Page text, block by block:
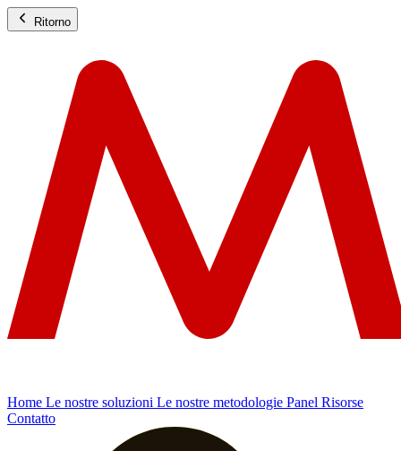
Ritorno
Home Le nostre soluzioni Le nostre metodologie Panel Risorse
Contatto